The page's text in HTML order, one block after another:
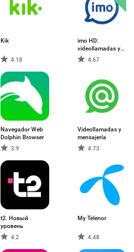
Kik
4.18
imo HD:
videollamadas y
chats4.67
Navegador Web
Dolphin Browser
3.9
Videollamadas y
mensajería
4.73
t2. Новый
уровень
4.2
My Telenor
4.48